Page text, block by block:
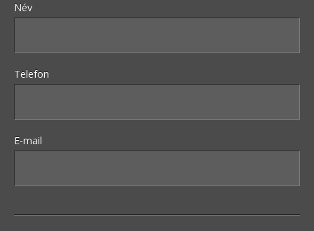
Név
Telefon
E-mail